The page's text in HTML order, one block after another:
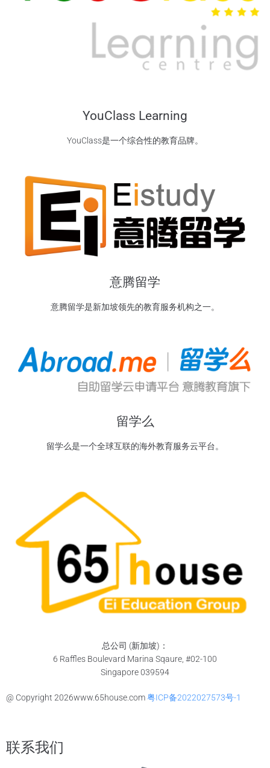
YouClass Learning
YouClass是一个综合性的教育品牌。
意腾留学
意腾留学是新加坡领先的教育服务机构之一。
留学么
留学么是一个全球互联的海外教育服务云平台。
总公司 (新加坡)：
6 Raffles Boulevard Marina Sqaure, #02-100
Singapore 039594
@ Copyright 2026www.65house.com粤ICP备2022027573号-1
联系我们